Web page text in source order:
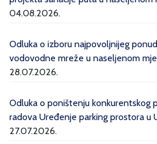
04.08.2026.
Odluka o izboru najpovoljnijeg
vodovodne mreže u naseljenom
28.07.2026.
Odluka o poništenju konkurentskog
radova Uređenje parking prostora u
27.07.2026.